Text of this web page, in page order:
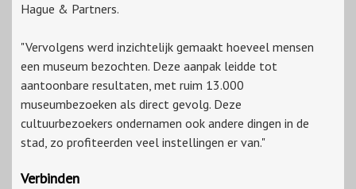
Hague & Partners.
"Vervolgens werd inzichtelijk gemaakt hoeveel mensen
een museum bezochten. Deze aanpak leidde tot
aantoonbare resultaten, met ruim 13.000
museumbezoeken als direct gevolg. Deze
cultuurbezoekers ondernamen ook andere dingen in de
stad, zo profiteerden veel instellingen er van."
Verbinden